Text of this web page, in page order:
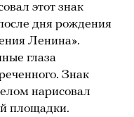
этот знак
дня рождения
Ленина».
глаза
Знак
нарисовал
площадки.